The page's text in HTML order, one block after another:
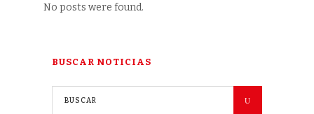
No posts were found.
BUSCAR NOTICIAS